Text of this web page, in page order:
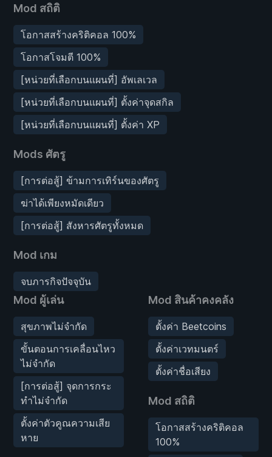
Mod สถิติ
โอกาสสร้างคริติคอล 100%
โอกาสโจมตี 100%
[หน่วยที่เลือกบนแผนที่] อัพเลเวล
[หน่วยที่เลือกบนแผนที่] ตั้งค่าจุดสกิล
[หน่วยที่เลือกบนแผนที่] ตั้งค่า XP
Mods ศัตรู
[การต่อสู้] ข้ามการเทิร์นของศัตรู
ฆ่าได้เพียงหมัดเดียว
[การต่อสู้] สังหารศัตรูทั้งหมด
Mod เกม
จบภารกิจปัจจุบัน
Mod ผู้เล่น
สุขภาพไม่จำกัด
ขั้นตอนการเคลื่อนไหว
ไม่จำกัด
[การต่อสู้] จุดการกระ
ทำไม่จำกัด
ตั้งค่าตัวคูณความเสีย
หาย
Mod สินค้าคงคลัง
ตั้งค่า Beetcoins
ตั้งค่าเวทมนตร์
ตั้งค่าชื่อเสียง
Mod สถิติ
โอกาสสร้างคริติคอล
100%